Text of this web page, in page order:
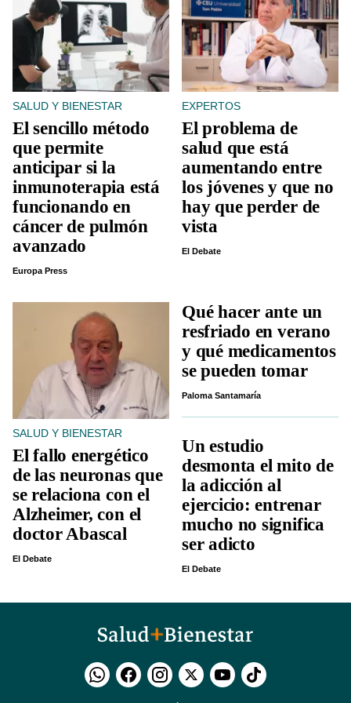
SALUD Y BIENESTAR
El sencillo método
que permite
anticipar si la
inmunoterapia está
funcionando en
cáncer de pulmón
avanzado
Europa Press
EXPERTOS
El problema de
salud que está
aumentando entre
los jóvenes y que no
hay que perder de
vista
El Debate
SALUD Y BIENESTAR
El fallo energético
de las neuronas que
se relaciona con el
Alzheimer, con el
doctor Abascal
El Debate
Qué hacer ante un
resfriado en verano
y qué medicamentos
se pueden tomar
Paloma Santamaría
Un estudio
desmonta el mito de
la adicción al
ejercicio: entrenar
mucho no significa
ser adicto
El Debate